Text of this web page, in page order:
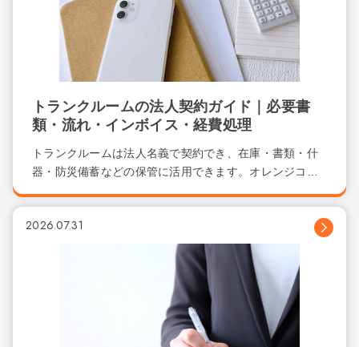
トランクルームの法人契約ガイド｜必要書
類・流れ・インボイス・経費処理
トランクルームは法人名義で契約でき、在庫・書類・什
器・防災備蓄などの保管に活用できます。オレンジコ
2026.07.31